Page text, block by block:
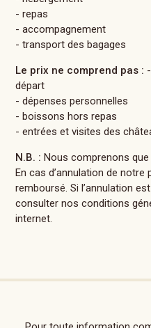
- repas
- accompagnement
- transport des bagages
Le prix ne comprend pas :
départ
- dépenses personnelles
- boissons hors repas
- entrées et visites des
N.B. : Nous comprenons
En cas d’annulation de
remboursé. Si l’annulation
consulter nos conditions
internet.